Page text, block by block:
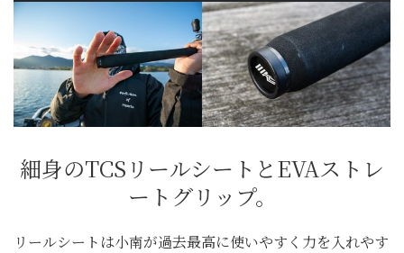
細身のTCSリールシートとEVAストレ
ートグリップ。
リールシートは小南が過去最高に使いやすく力を入れやす